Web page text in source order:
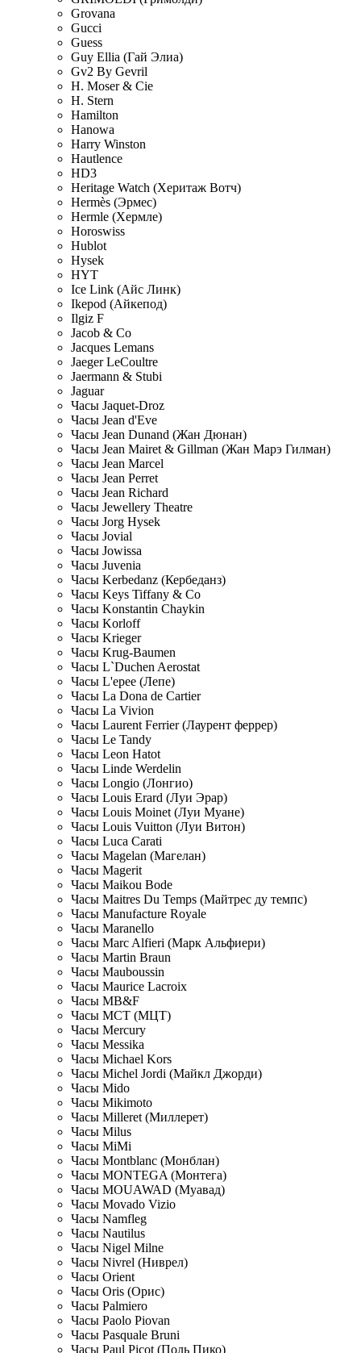
Grovana
Gucci
Guess
Guy Ellia (Гай Элиа)
Gv2 By Gevril
H. Moser & Cie
H. Stern
Hamilton
Hanowa
Harry Winston
Hautlence
HD3
Heritage Watch (Херитаж Вотч)
Hermès (Эрмес)
Hermle (Хермле)
Horoswiss
Hublot
Hysek
HYT
Ice Link (Айс Линк)
Ikepod (Айкепод)
Ilgiz F
Jacob & Co
Jacques Lemans
Jaeger LeCoultre
Jaermann & Stubi
Jaguar
Часы Jaquet-Droz
Часы Jean d'Eve
Часы Jean Dunand (Жан Дюнан)
Часы Jean Mairet & Gillman (Жан Марэ Гилман)
Часы Jean Marcel
Часы Jean Perret
Часы Jean Richard
Часы Jewellery Theatre
Часы Jorg Hysek
Часы Jovial
Часы Jowissa
Часы Juvenia
Часы Kerbedanz (Кербеданз)
Часы Keys Tiffany & Co
Часы Konstantin Chaykin
Часы Korloff
Часы Krieger
Часы Krug-Baumen
Часы L`Duchen Aerostat
Часы L'epee (Лепе)
Часы La Dona de Cartier
Часы La Vivion
Часы Laurent Ferrier (Лаурент феррер)
Часы Le Tandy
Часы Leon Hatot
Часы Linde Werdelin
Часы Longio (Лонгио)
Часы Louis Erard (Луи Эрар)
Часы Louis Moinet (Луи Муане)
Часы Louis Vuitton (Луи Витон)
Часы Luca Carati
Часы Magelan (Магелан)
Часы Magerit
Часы Maikou Bode
Часы Maitres Du Temps (Майтрес ду темпс)
Часы Manufacture Royale
Часы Maranello
Часы Marc Alfieri (Марк Альфиери)
Часы Martin Braun
Часы Mauboussin
Часы Maurice Lacroix
Часы MB&F
Часы MCT (МЦТ)
Часы Mercury
Часы Messika
Часы Michael Kors
Часы Michel Jordi (Майкл Джорди)
Часы Mido
Часы Mikimoto
Часы Milleret (Миллерет)
Часы Milus
Часы MiMi
Часы Montblanc (Монблан)
Часы MONTEGA (Монтега)
Часы MOUAWAD (Муавад)
Часы Movado Vizio
Часы Namfleg
Часы Nautilus
Часы Nigel Milne
Часы Nivrel (Ниврел)
Часы Orient
Часы Oris (Орис)
Часы Palmiero
Часы Paolo Piovan
Часы Pasquale Bruni
Часы Paul Picot (Поль Пико)